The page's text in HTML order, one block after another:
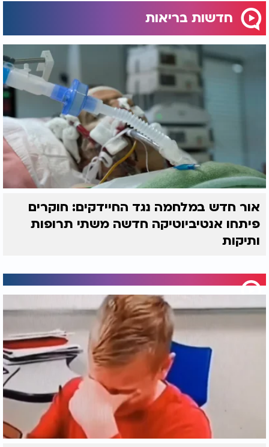
חדשות בריאות
אור חדש במלחמה נגד החיידקים: חוקרים
פיתחו אנטיביוטיקה חדשה משתי תרופות
ותיקות